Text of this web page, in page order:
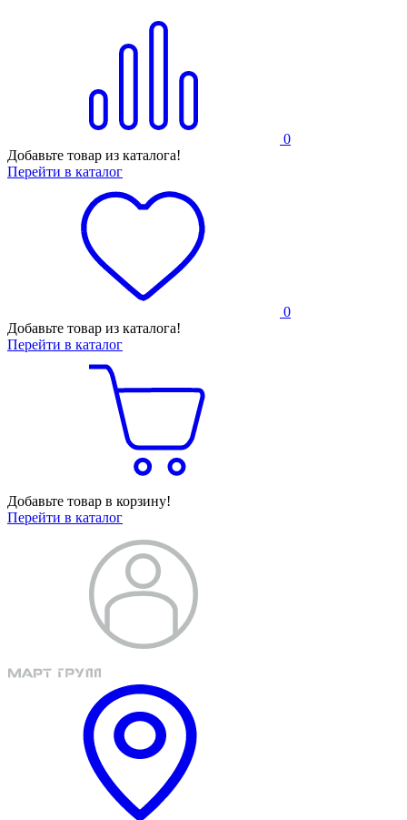
0
Добавьте товар из каталога!
Перейти в каталог
0
Добавьте товар из каталога!
Перейти в каталог
Добавьте товар в корзину!
Перейти в каталог